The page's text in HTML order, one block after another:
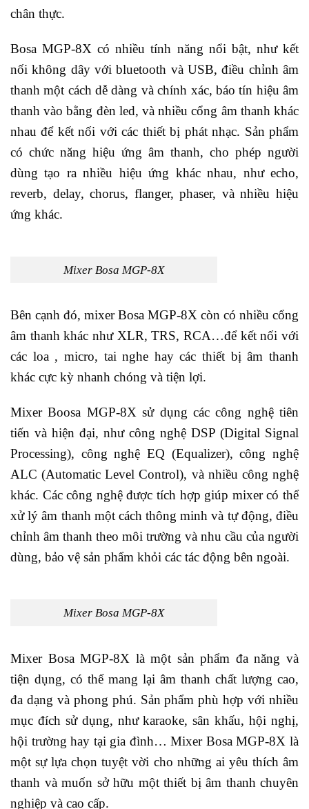
chân thực.
Bosa MGP-8X có nhiều tính năng nổi bật, như kết
nối không dây với bluetooth và USB, điều chỉnh âm
thanh một cách dễ dàng và chính xác, báo tín hiệu âm
thanh vào bằng đèn led, và nhiều cổng âm thanh khác
nhau để kết nối với các thiết bị phát nhạc. Sản phẩm
có chức năng hiệu ứng âm thanh, cho phép người
dùng tạo ra nhiều hiệu ứng khác nhau, như echo,
reverb, delay, chorus, flanger, phaser, và nhiều hiệu
ứng khác.
Mixer Bosa MGP-8X
Bên cạnh đó, mixer Bosa MGP-8X còn có nhiều cổng
âm thanh khác như XLR, TRS, RCA…để kết nối với
các loa , micro, tai nghe hay các thiết bị âm thanh
khác cực kỳ nhanh chóng và tiện lợi.
Mixer Boosa MGP-8X sử dụng các công nghệ tiên
tiến và hiện đại, như công nghệ DSP (Digital Signal
Processing), công nghệ EQ (Equalizer), công nghệ
ALC (Automatic Level Control), và nhiều công nghệ
khác. Các công nghệ được tích hợp giúp mixer có thể
xử lý âm thanh một cách thông minh và tự động, điều
chỉnh âm thanh theo môi trường và nhu cầu của người
dùng, bảo vệ sản phẩm khỏi các tác động bên ngoài.
Mixer Bosa MGP-8X
Mixer Bosa MGP-8X là một sản phẩm đa năng và
tiện dụng, có thể mang lại âm thanh chất lượng cao,
đa dạng và phong phú. Sản phẩm phù hợp với nhiều
mục đích sử dụng, như karaoke, sân khấu, hội nghị,
hội trường hay tại gia đình… Mixer Bosa MGP-8X là
một sự lựa chọn tuyệt vời cho những ai yêu thích âm
thanh và muốn sở hữu một thiết bị âm thanh chuyên
nghiệp và cao cấp.